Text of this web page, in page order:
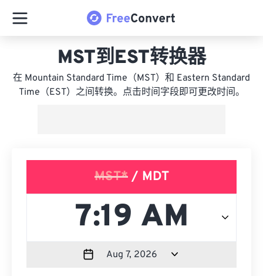
MST到EST转换器
在 Mountain Standard Time（MST）和 Eastern Standard
Time（EST）之间转换。点击时间字段即可更改时间。
MST*/ MDT